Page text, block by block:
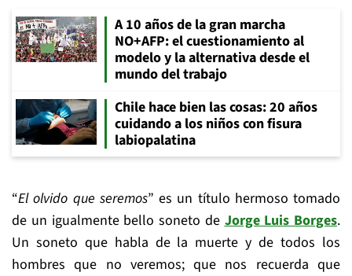
A 10 años de la gran marcha
NO+AFP: el cuestionamiento al
modelo y la alternativa desde el
mundo del trabajo
Chile hace bien las cosas: 20 años
cuidando a los niños con fisura
labiopalatina
“El olvido que seremos” es un título hermoso tomado
de un igualmente bello soneto deJorge Luis Borges.
Un soneto que habla de la muerte y de todos los
hombres que no veremos; que nos recuerda que